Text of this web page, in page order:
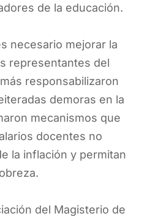
de la educación.
necesario mejorar la
representantes del
responsabilizaron
demoras en la
mecanismos que
docentes no
la inflación y permitan
del Magisterio de